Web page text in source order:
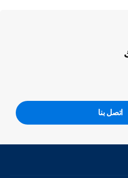
اتصل بنا